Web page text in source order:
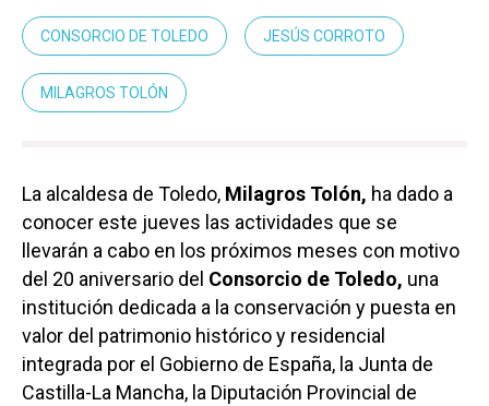
CONSORCIO DE TOLEDO JESÚS CORROTO
MILAGROS TOLÓN
La alcaldesa de Toledo, Milagros Tolón, ha dado a
conocer este jueves las actividades que se
llevarán a cabo en los próximos meses con motivo
del 20 aniversario del Consorcio de Toledo, una
institución dedicada a la conservación y puesta en
valor del patrimonio histórico y residencial
integrada por el Gobierno de España, la Junta de
Castilla-La Mancha, la Diputación Provincial de